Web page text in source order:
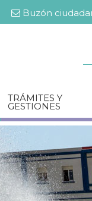
Buzón
TRÁMITES Y
GESTIONES